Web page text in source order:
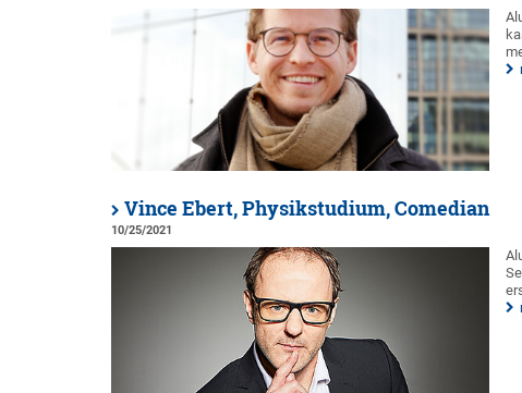
Vince Ebert, Physikstudium, Comedian
10/25/2021